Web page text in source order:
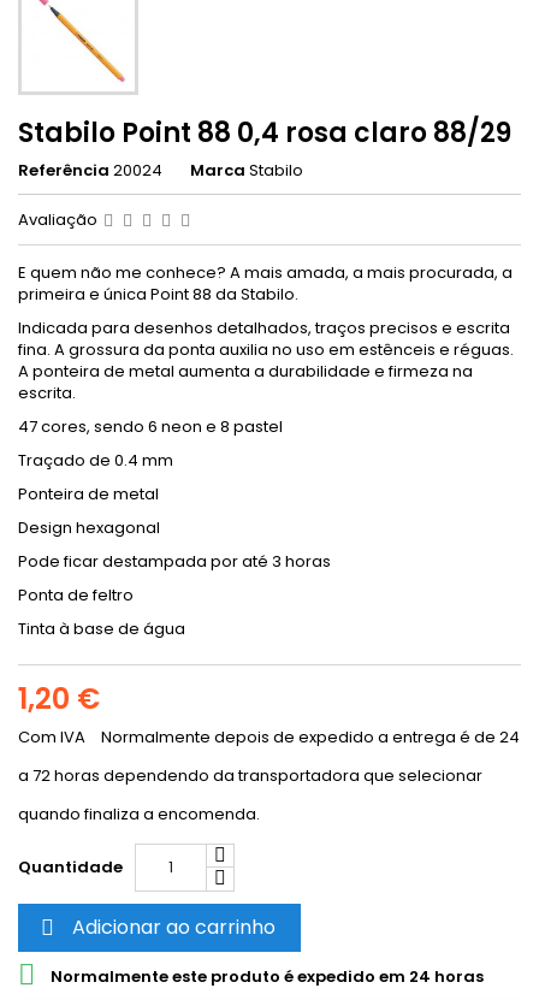
Stabilo Point 88 0,4 rosa claro 88/29
Referência 20024 Marca Stabilo
Avaliação
E quem não me conhece? A mais amada, a mais procurada, a
primeira e única Point 88 da Stabilo.
Indicada para desenhos detalhados, traços precisos e escrita
fina. A grossura da ponta auxilia no uso em estênceis e réguas.
A ponteira de metal aumenta a durabilidade e firmeza na
escrita.
47 cores, sendo 6 neon e 8 pastel
Traçado de 0.4 mm
Ponteira de metal
Design hexagonal
Pode ficar destampada por até 3 horas
Ponta de feltro
Tinta à base de água
1,20 €
Com IVA
Normalmente depois de expedido a entrega é de 24
a 72 horas dependendo da transportadora que selecionar
quando finaliza a encomenda.
Quantidade
 Adicionar ao carrinho
 Normalmente este produto é expedido em 24 horas